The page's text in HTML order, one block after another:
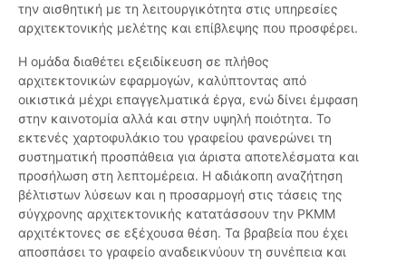
την αισθητική με τη λειτουργικότητα στις υπηρεσίες
αρχιτεκτονικής μελέτης και επίβλεψης που προσφέρει.
Η ομάδα διαθέτει εξειδίκευση σε πλήθος
αρχιτεκτονικών εφαρμογών, καλύπτοντας από
οικιστικά μέχρι επαγγελματικά έργα, ενώ δίνει έμφαση
στην καινοτομία αλλά και στην υψηλή ποιότητα. Το
εκτενές χαρτοφυλάκιο του γραφείου φανερώνει τη
συστηματική προσπάθεια για άριστα αποτελέσματα και
προσήλωση στη λεπτομέρεια. Η αδιάκοπη αναζήτηση
βέλτιστων λύσεων και η προσαρμογή στις τάσεις της
σύγχρονης αρχιτεκτονικής κατατάσσουν την PKMM
αρχιτέκτονες σε εξέχουσα θέση. Τα βραβεία που έχει
αποσπάσει το γραφείο αναδεικνύουν τη συνέπεια και